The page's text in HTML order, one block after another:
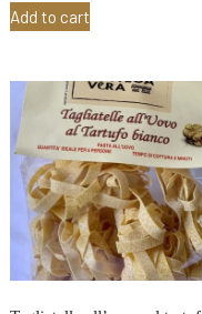
Add to cart